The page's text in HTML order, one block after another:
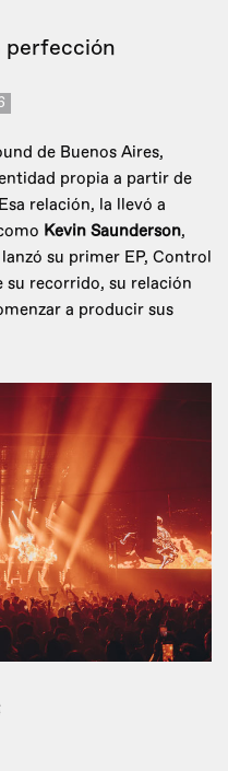
perfección
de Buenos Aires,
propia a partir de
relación, la llevó a
Kevin Saunderson,
su primer EP, Control
su recorrido, su relación
a producir sus